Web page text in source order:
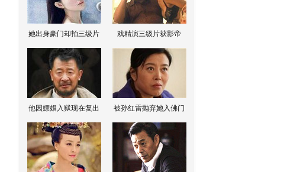
她出身豪门却拍三级片 戏精演三级片获影帝
他因嫖娼入狱现在复出 被孙红雷抛弃她入佛门